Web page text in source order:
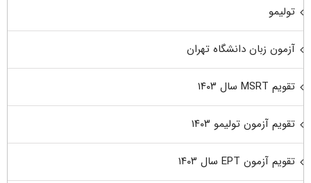
تولیمو
آزمون زبان دانشگاه تهران
تقویم MSRT سال ۱۴۰۳
تقویم آزمون تولیمو ۱۴۰۳
تقویم آزمون EPT سال ۱۴۰۳